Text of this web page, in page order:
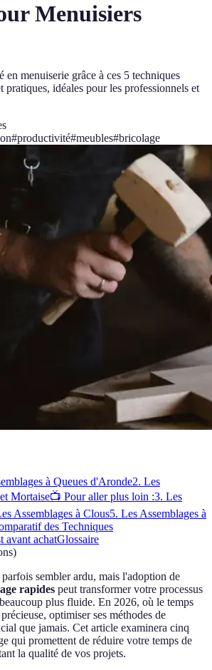
Menuisiers
en menuiserie grâce à ces 5 techniques
pratiques, idéales pour les professionnels et
#productivité#meubles#bricolage
à Queues d'Aronde2. Les
Mortaise📺 Pour aller plus loin :3. Les
Assemblages à Clous5. Les Assemblages à
des Techniques
avant achatGlossaire
)
sembler ardu, mais l'adoption de
rapides peut transformer votre processus
plus fluide. En 2026, où le temps
optimiser ses méthodes de
que jamais. Cet article examinera cinq
qui promettent de réduire votre temps de
la qualité de vos projets.